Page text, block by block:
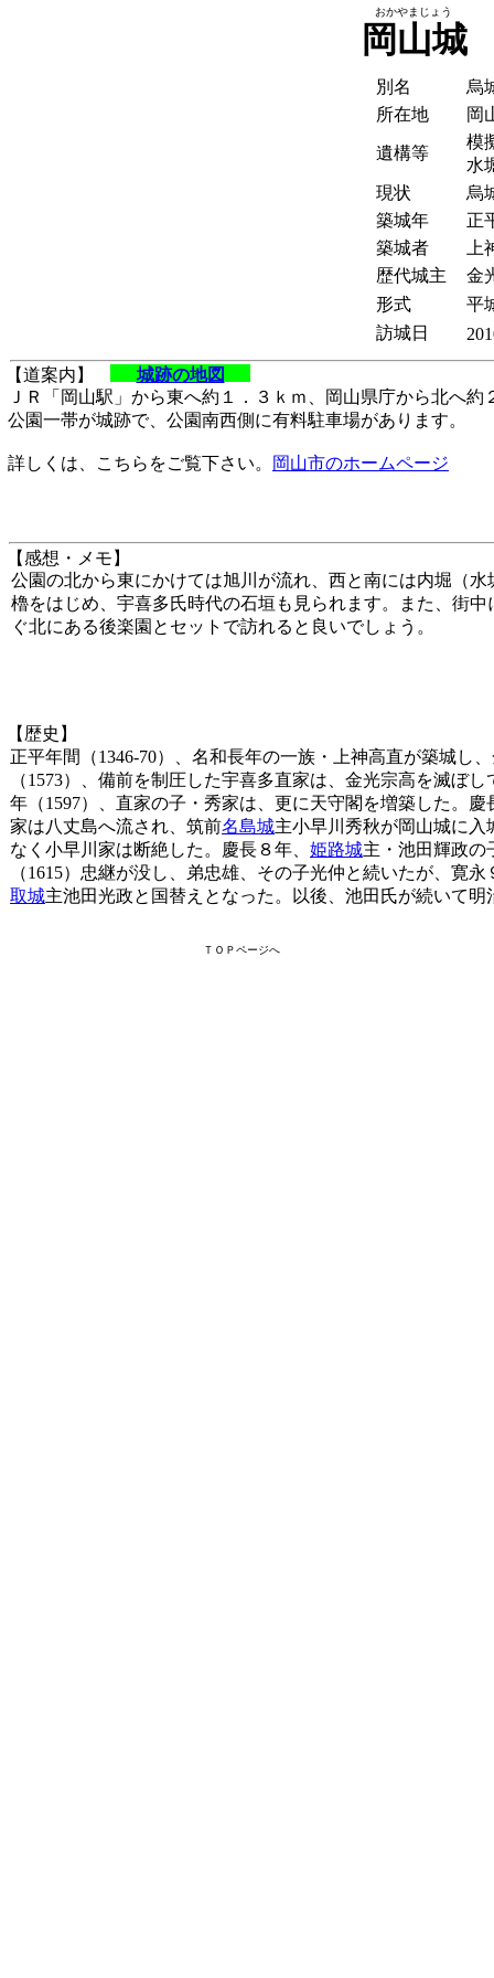
城跡の地図
岡山城
別名
烏
所在地
岡
遺構等
模
水
現状
烏
築城年
正
築城者
上
歴代城主
金
形式
平
訪城日
公園の北から東にかけては旭川が流れ、西と南には内堀（
櫓をはじめ、宇喜多氏時代の石垣も見られます。また、街
ぐ北にある後楽園とセットで訪れると良いでしょう。
【感想・メモ】
【道案内】
おかやまじょう
【歴史】
ＴＯＰページへ
ＪＲ「岡山駅」から東へ約１．３ｋｍ、岡山県庁から北へ約
公園一帯が城跡で、公園南西側に有料駐車場があります。
詳しくは、こちらをご覧下さい。 岡山市のホームページ
正平年間（1346-70）、名和長年の一族・上神高直が築城し
（1573）、備前を制圧した宇喜多直家は、金光宗高を滅ぼ
年（1597）、直家の子・秀家は、更に天守閣を増築した。
家は八丈島へ流され、筑前名島城主小早川秀秋が岡山城に
なく小早川家は断絶した。慶長８年、 姫路城主・池田輝政の
（1615）忠継が没し、弟忠雄、その子光仲と続いたが、寛
取城主池田光政と国替えとなった。以後、池田氏が続いて明